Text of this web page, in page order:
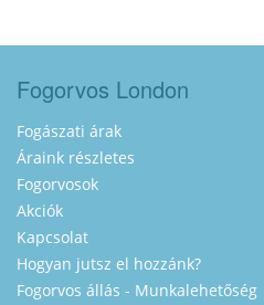
Fogorvos London
Fogászati árak
Áraink részletes
Fogorvosok
Akciók
Kapcsolat
Hogyan jutsz el hozzánk?
Fogorvos állás - Munkalehetőség